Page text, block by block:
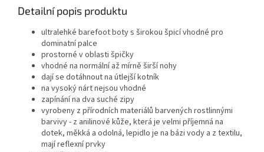
Detailní popis produktu
ultralehké barefoot boty s širokou špicí vhodné pro
dominatní palce
prostorné v oblasti špičky
vhodné na normální až mírně širší nohy
dají se dotáhnout na útlejší kotník
na vysoký nárt nejsou vhodné
zapínání na dva suché zipy
vyrobeny z přírodních materiálů barvených rostlinnými
barvivy - z anilinové kůže, která je velmi příjemná na
dotek, měkká a odolná, lepidlo je na bázi vody a z textilu,
mají reflexní prvky